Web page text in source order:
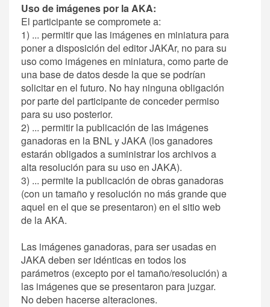
Uso de imágenes por la AKA:
El participante se compromete a:
1) ... permitir que las imágenes en miniatura para
poner a disposición del editor JAKAr, no para su
uso como imágenes en miniatura, como parte de
una base de datos desde la que se podrían
solicitar en el futuro. No hay ninguna obligación
por parte del participante de conceder permiso
para su uso posterior.
2) ... permitir la publicación de las imágenes
ganadoras en la BNL y JAKA (los ganadores
estarán obligados a suministrar los archivos a
alta resolución para su uso en JAKA).
3) ... permite la publicación de obras ganadoras
(con un tamaño y resolución no más grande que
aquel en el que se presentaron) en el sitio web
de la AKA.
Las imágenes ganadoras, para ser usadas en
JAKA deben ser idénticas en todos los
parámetros (excepto por el tamaño/resolución) a
las imágenes que se presentaron para juzgar.
No deben hacerse alteraciones.